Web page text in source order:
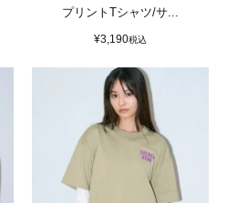
プリントTシャツ/サ...
¥3,190税込